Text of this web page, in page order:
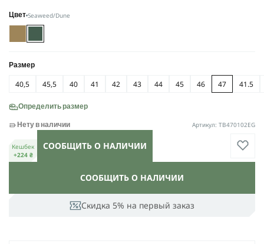
Цвет Seaweed/Dune
Размер
40,5 45,5 40 41 42 43 44 45 46 47 41.5
Определить размер
Скидка 5% на первый заказ
СООБЩИТЬ О НАЛИЧИИ
Нету в наличии Артикул: TB470102EG
Кешбек
+224 ₴
СООБЩИТЬ О НАЛИЧИИ